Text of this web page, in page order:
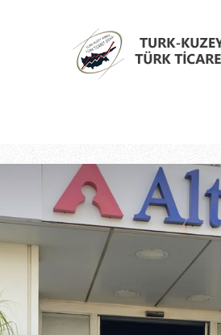
Kıbrıs